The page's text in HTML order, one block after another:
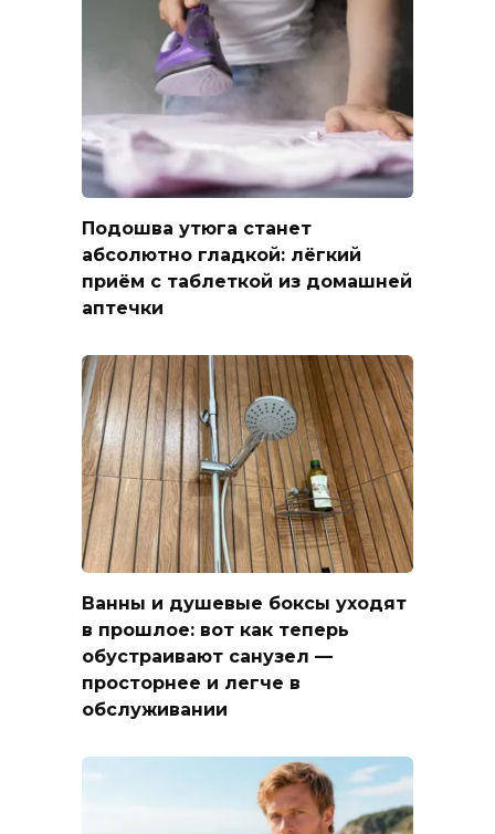
Подошва утюга станет
абсолютно гладкой: лёгкий
приём с таблеткой из домашней
аптечки
Ванны и душевые боксы уходят
в прошлое: вот как теперь
обустраивают санузел —
просторнее и легче в
обслуживании